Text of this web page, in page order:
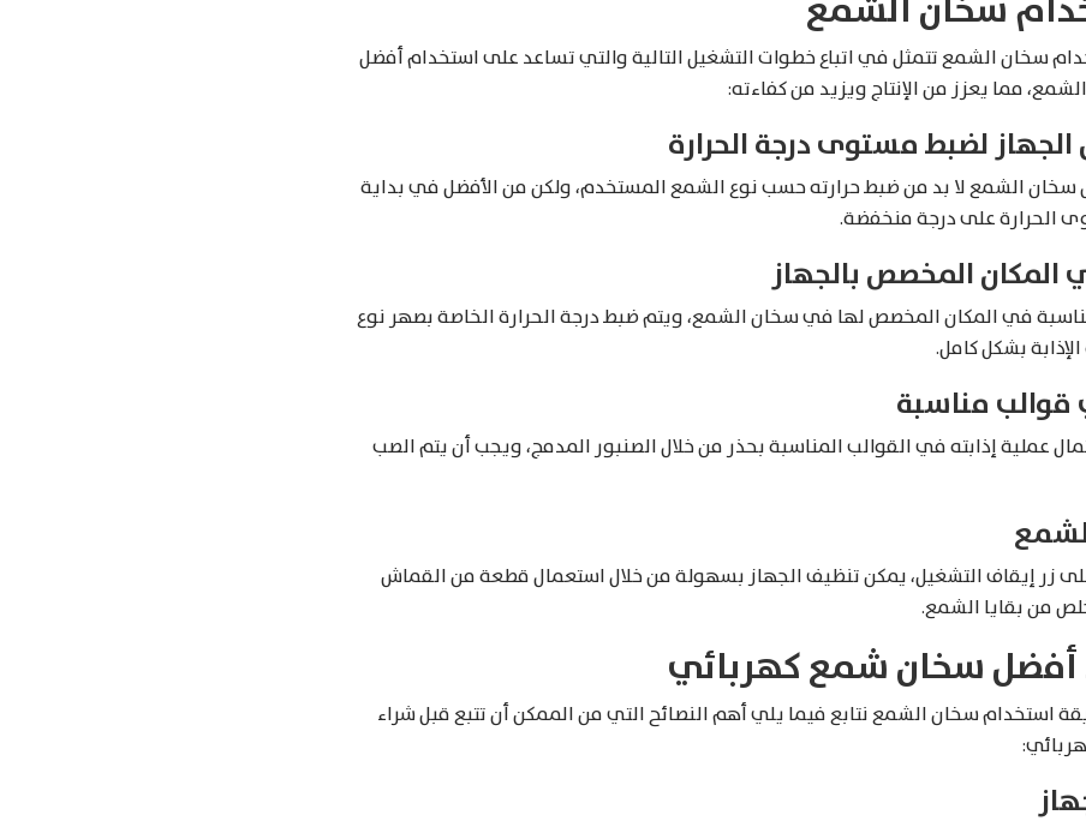
سخان الشمع تتمثل في اتباع خطوات التشغيل التالية والتي تساعد على استخدام أفضل
مما يعزز من الإنتاج ويزيد من كفاءته:
لضبط مستوى درجة الحرارة
سخان الشمع لا بد من ضبط حرارته حسب نوع الشمع المستخدم، ولكن من الأفضل في بداية
الحرارة على درجة منخفضة.
المخصص بالجهاز
في المكان المخصص لها في سخان الشمع، ويتم ضبط درجة الحرارة الخاصة بصهر نوع
بشكل كامل.
مناسبة
عملية إذابته في القوالب المناسبة بحذر من خلال الصنبور المدمج، ويجب أن يتم الصب
زر إيقاف التشغيل، يمكن تنظيف الجهاز بسهولة من خلال استعمال قطعة من القماش
من بقايا الشمع.
أفضل سخان شمع كهربائي
استخدام سخان الشمع نتابع فيما يلي أهم النصائح التي من الممكن أن تتبع قبل شراء